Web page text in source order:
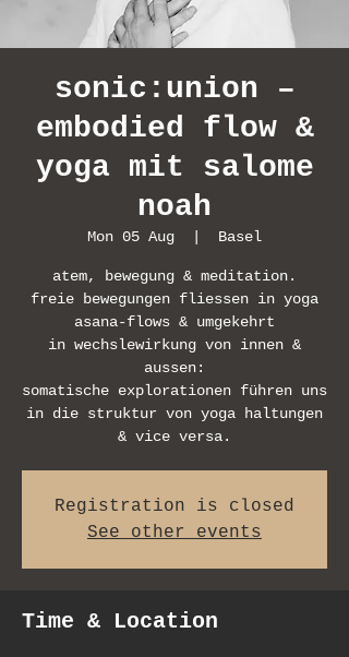
sonic:union –
embodied flow &
yoga mit salome
noah
Mon 05 Aug Basel
atem, bewegung & meditation.
freie bewegungen fliessen in yoga
asana-flows & umgekehrt
in wechslewirkung von innen &
aussen:
somatische explorationen führen uns
in die struktur von yoga haltungen
& vice versa.
Registration is closed
See other events
Time & Location